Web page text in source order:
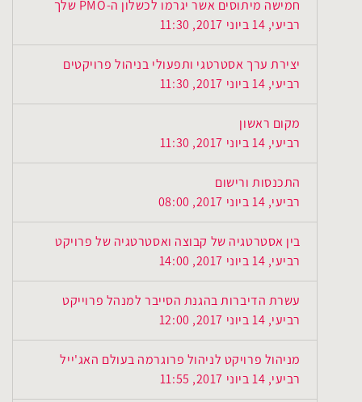
חמישה מיתוסים אשר יגרמו לכשלון ה-PMO שלך
רביעי, 14 ביוני 2017, 11:30
יצירת ערך אסטרטגי ותפעולי בניהול פרויקטים
רביעי, 14 ביוני 2017, 11:30
מקום ראשון
רביעי, 14 ביוני 2017, 11:30
התכנסות ורישום
רביעי, 14 ביוני 2017, 08:00
בין אסטרטגיה של קבוצה ואסטרטגיה של פרויקט
רביעי, 14 ביוני 2017, 14:00
עשרת הדיברות בהגנת הסייבר למנהל פרוייקט
רביעי, 14 ביוני 2017, 12:00
מניהול פרויקט לניהול פרוגרמה בעולם האג'ייל
רביעי, 14 ביוני 2017, 11:55